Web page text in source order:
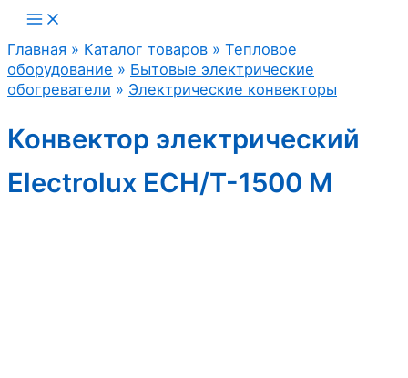
Главная » Каталог товаров » Тепловое
оборудование » Бытовые электрические
обогреватели » Электрические конвекторы
Конвектор электрический
Electrolux ECH/T-1500 M